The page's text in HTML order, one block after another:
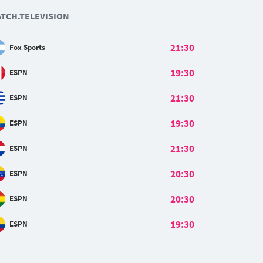
Fox Sports 21:30
ESPN 19:30
ESPN 21:30
ESPN 19:30
ESPN 21:30
ESPN 20:30
ESPN 20:30
ESPN 19:30